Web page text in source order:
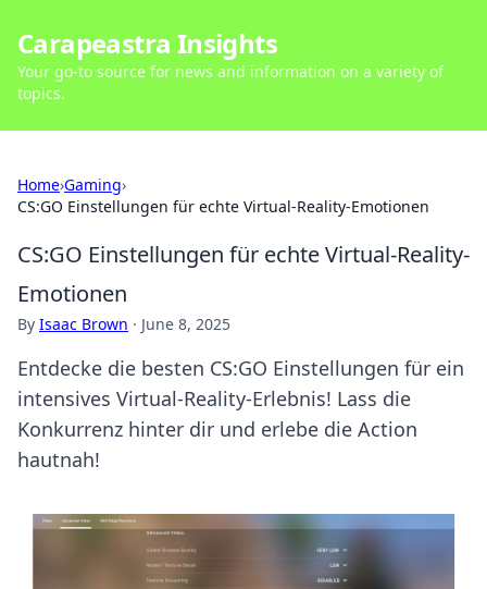
Carapeastra Insights
Your go-to source for news and information on a variety of
topics.
Home›Gaming›
CS:GO Einstellungen für echte Virtual-Reality-Emotionen
CS:GO Einstellungen für echte Virtual-Reality-
Emotionen
By Isaac Brown · June 8, 2025
Entdecke die besten CS:GO Einstellungen für ein
intensives Virtual-Reality-Erlebnis! Lass die
Konkurrenz hinter dir und erlebe die Action
hautnah!